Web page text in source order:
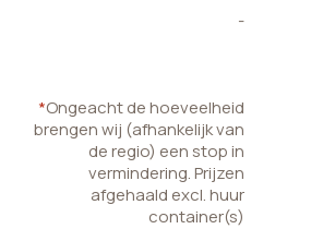
-
*Ongeacht de hoeveelheid
brengen wij (afhankelijk van
de regio) een stop in
vermindering. Prijzen
afgehaald excl. huur
container(s)